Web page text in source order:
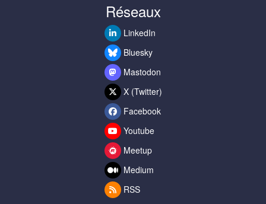
Réseaux
LinkedIn
Bluesky
Mastodon
X (Twitter)
Facebook
Youtube
Meetup
Medium
RSS